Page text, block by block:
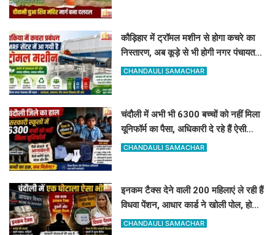
कौड़िहार में ट्रॉमल मशीन से होगा कचरे का
निस्तारण, अब कूड़े से भी होगी नगर पंचायत
की बंपर कमाई
CHANDAULI SAMACHAR
चंदौली में अभी भी 6300 बच्चों को नहीं मिला
यूनिफॉर्म का पैसा, अधिकारी दे रहे हैं ऐसी
दलील
CHANDAULI SAMACHAR
इनकम टैक्स देने वाली 200 महिलाएं ले रही हैं
विधवा पेंशन, आधार कार्ड ने खोली पोल, होगी
रिकवरी
CHANDAULI SAMACHAR